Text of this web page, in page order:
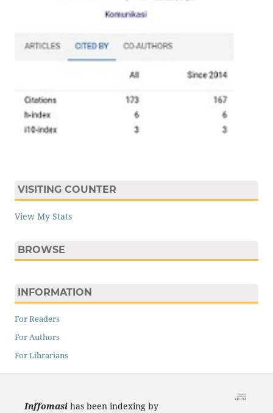
VISITING COUNTER
View My Stats
BROWSE
INFORMATION
For Readers
For Authors
For Librarians
Inffomasihas been indexing by